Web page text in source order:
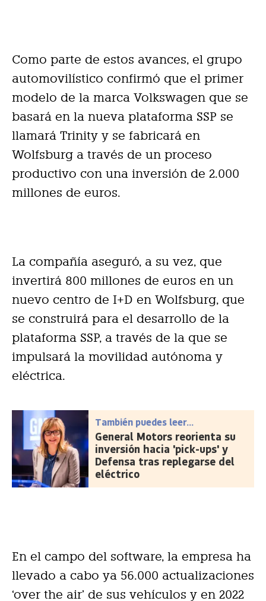
Como parte de estos avances, el grupo
automovilístico confirmó que el primer
modelo de la marca Volkswagen que se
basará en la nueva plataforma SSP se
llamará Trinity y se fabricará en
Wolfsburg a través de un proceso
productivo con una inversión de 2.000
millones de euros.
La compañía aseguró, a su vez, que
invertirá 800 millones de euros en un
nuevo centro de I+D en Wolfsburg, que
se construirá para el desarrollo de la
plataforma SSP, a través de la que se
impulsará la movilidad autónoma y
eléctrica.
También puedes leer...
General Motors reorienta su
inversión hacia 'pick-ups' y
Defensa tras replegarse del
eléctrico
En el campo del software, la empresa ha
llevado a cabo ya 56.000 actualizaciones
‘over the air’ de sus vehículos y en 2022